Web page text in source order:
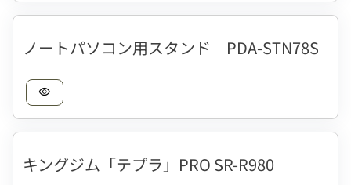
ノートパソコン用スタンド PDA-STN78S
visibility
キングジム「テプラ」PRO SR-R980